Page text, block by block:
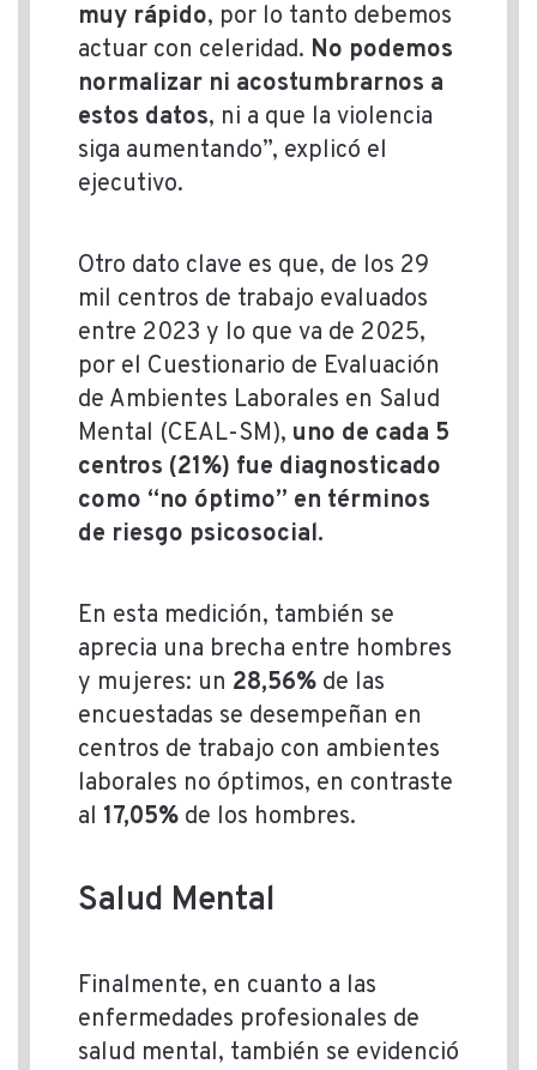
muy rápido, por lo tanto debemos
actuar con celeridad. No podemos
normalizar ni acostumbrarnos a
estos datos, ni a que la violencia
siga aumentando”, explicó el
ejecutivo.
Otro dato clave es que, de los 29
mil centros de trabajo evaluados
entre 2023 y lo que va de 2025,
por el Cuestionario de Evaluación
de Ambientes Laborales en Salud
Mental (CEAL-SM), uno de cada 5
centros (21%) fue diagnosticado
como “no óptimo” en términos
de riesgo psicosocial.
En esta medición, también se
aprecia una brecha entre hombres
y mujeres: un 28,56% de las
encuestadas se desempeñan en
centros de trabajo con ambientes
laborales no óptimos, en contraste
al 17,05% de los hombres.
Salud Mental
Finalmente, en cuanto a las
enfermedades profesionales de
salud mental, también se evidenció